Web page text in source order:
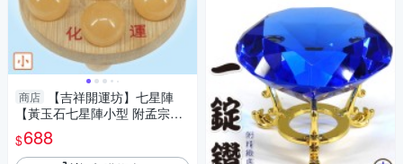
商店
【吉祥開運坊】七星陣
【黃玉石七星陣小型 附孟宗竹
底盤 開運 招財 招偏財】淨化
$688